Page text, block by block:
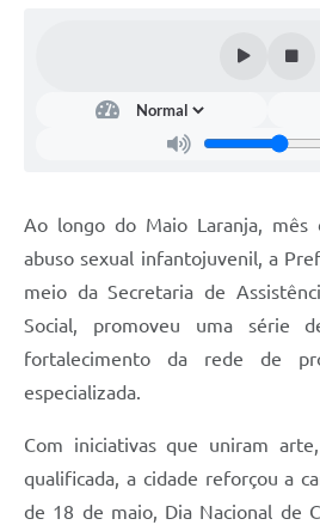
Ao longo do Maio Laranja, mês
abuso sexual infantojuvenil, a
meio da Secretaria de
Social, promoveu uma série
fortalecimento da rede de
especializada.
Com iniciativas que uniram
qualificada, a cidade reforçou a
de 18 de maio, Dia Nacional de